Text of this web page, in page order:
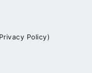
Policy)